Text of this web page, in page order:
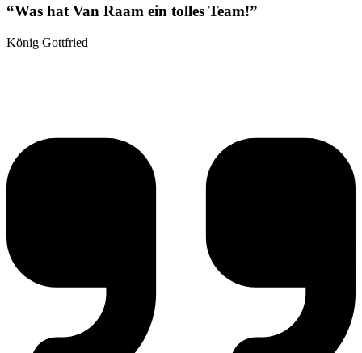
“Was hat Van Raam ein tolles Team!”
König Gottfried